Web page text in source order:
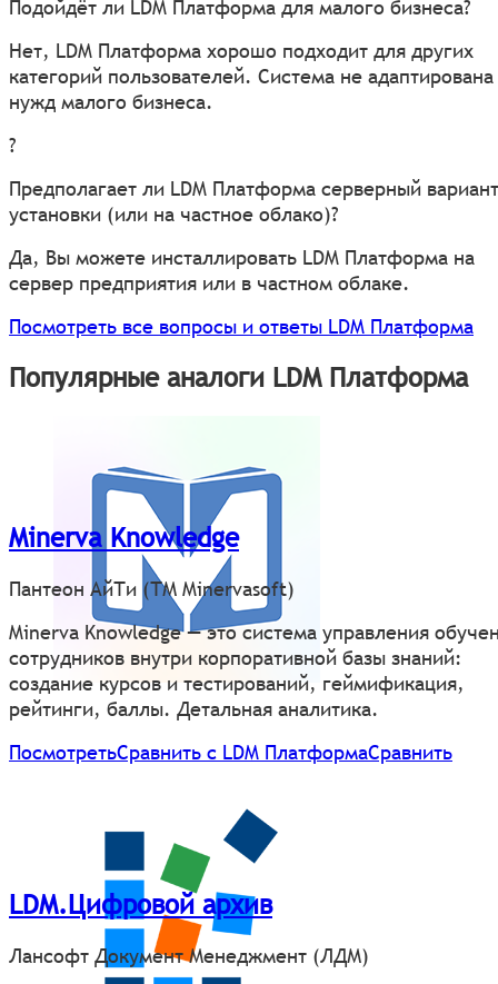
Подойдёт ли LDM Платформа для малого бизнеса?
Нет, LDM Платформа хорошо подходит для других
категорий пользователей. Система не
нужд малого бизнеса.
?
Предполагает ли LDM Платформа серверный вариант
установки (или на частное облако)?
Да, Вы можете инсталлировать LDM Платформа на
сервер предприятия или в частном облаке.
Посмотреть все вопросы и ответы LDM Платформа
Популярные аналоги LDM Платформа
Minerva Knowledge
Пантеон АйТи (ТМ Minervasoft)
Minerva Knowledge — это система управления
сотрудников внутри корпоративной базы знаний:
создание курсов и тестирований, геймификация,
рейтинги, баллы. Детальная аналитика.
ПосмотретьСравнить с LDM ПлатформаСравнить
LDM.Цифровой архив
Лансофт Документ Менеджмент (ЛДМ)